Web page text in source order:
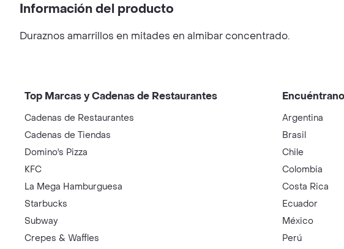
Información del producto
Duraznos amarrillos en mitades en almibar concentrado.
Top Marcas y Cadenas de Restaurantes
Cadenas de Restaurantes
Cadenas de Tiendas
Domino's Pizza
KFC
La Mega Hamburguesa
Starbucks
Subway
Crepes & Waffles
Argentina
Brasil
Chile
Colombia
Costa Rica
Ecuador
México
Perú